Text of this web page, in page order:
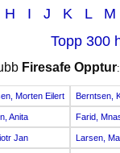
H I J K L M
Topp 300
Firesafe Opptur
Morten Eilert Berntsen,
Anita Farid,
Jan Larsen,